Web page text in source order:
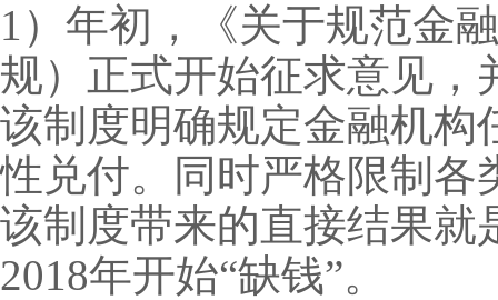
1）年初，《关于规范金
规）正式开始征求意见，
该制度明确规定金融机构
性兑付。同时严格限制各
该制度带来的直接结果就
2018年开始“缺钱”。